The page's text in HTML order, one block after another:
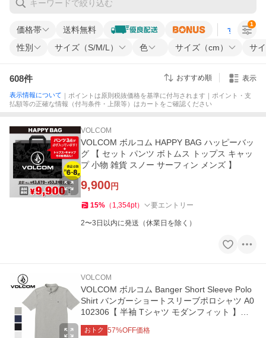
価格帯 送料無料 すべての条
性別 サイズ（S/M/L） 色 サイズ（cm） サ
1
608件 おすすめ順 表示
表示情報について ｜ポイントは原則税抜価格を基準に付与されます｜ポイント・支
払額等の正確な情報（付与条件・上限等）はカートをご確認ください
VOLCOM
VOLCOM ボルコム HAPPY BAG ハッピーバッ
グ 【 セット パンツ ボトムス トップス キャッ
プ 小物 雑貨 スノー サーフィン メンズ 】
9,900円
15% （ 1,354pt） 要エントリー
2〜3日以内に発送（休業日を除く）
VOLCOM
VOLCOM ボルコム Banger Short Sleeve Polo
Shirt バンガーショートスリーブポロシャツ A0
102306【 半袖 Tシャツ モダンフィット 】
【メール便・代引不可】
おトク 57%OFF価格